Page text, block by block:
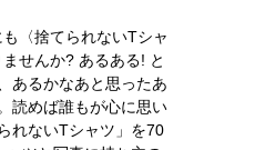
〈捨てられないTシャ
せんか? あるある! と
あるかなあと思ったあ
読めば誰もが心に思い
れないTシャツ」を70